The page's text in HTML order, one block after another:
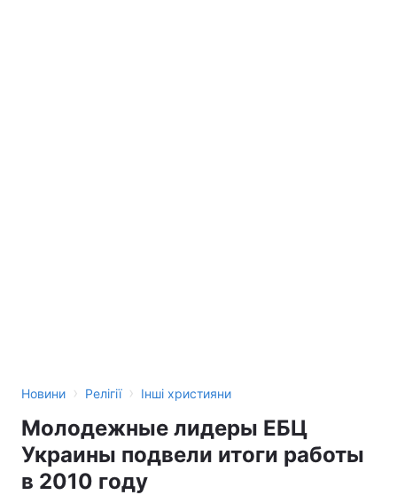
Новини › Релігії › Інші християни
Молодежные лидеры ЕБЦ
Украины подвели итоги работы
в 2010 году